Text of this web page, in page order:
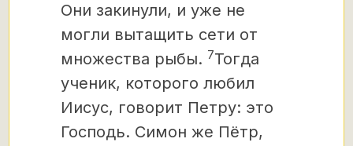
Они закинули, и уже не
могли вытащить сети от
множества рыбы. 7Тогда
ученик, которого любил
Иисус, говорит Петру: это
Господь. Симон же Пётр,